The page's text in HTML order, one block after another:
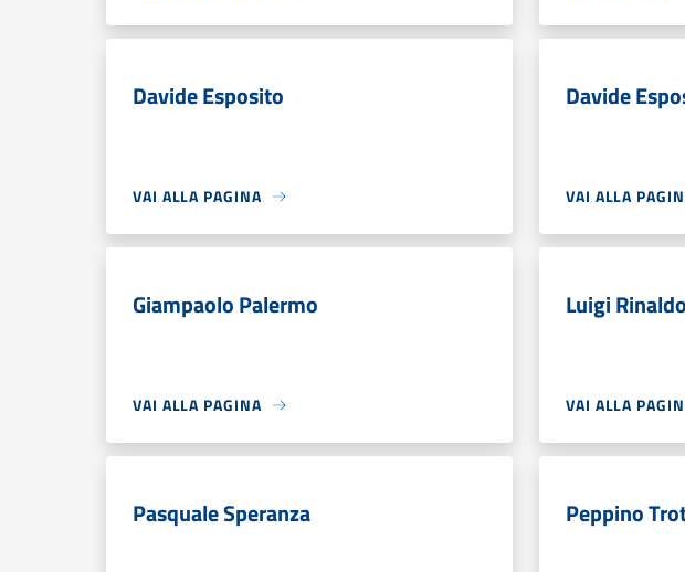
Davide Esposito
VAI ALLA PAGINA
Davide
VAI ALLA
Giampaolo Palermo
VAI ALLA PAGINA
Luigi
VAI ALLA
Pasquale Speranza Peppino